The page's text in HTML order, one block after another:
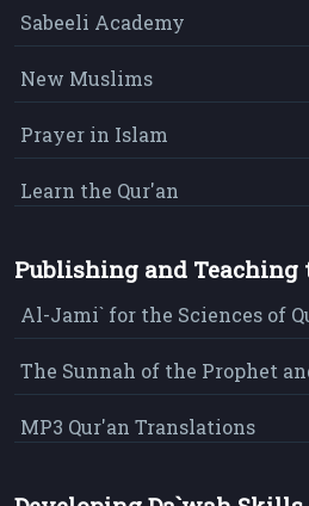
Sabeeli Academy
New Muslims
Prayer in Islam
Learn the Qur'an
Publishing and Teaching
Al-Jami` for the Sciences of
The Sunnah of the Prophet
MP3 Qur'an Translations